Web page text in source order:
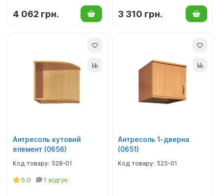
4 062 грн. 3 310 грн.
Антресоль кутовий
елемент (0656)
528-01
5.0 1 відгук
Антресоль 1-дверна
(0651)
523-01